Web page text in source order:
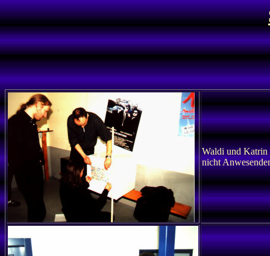
Waldi und Katrin
nicht